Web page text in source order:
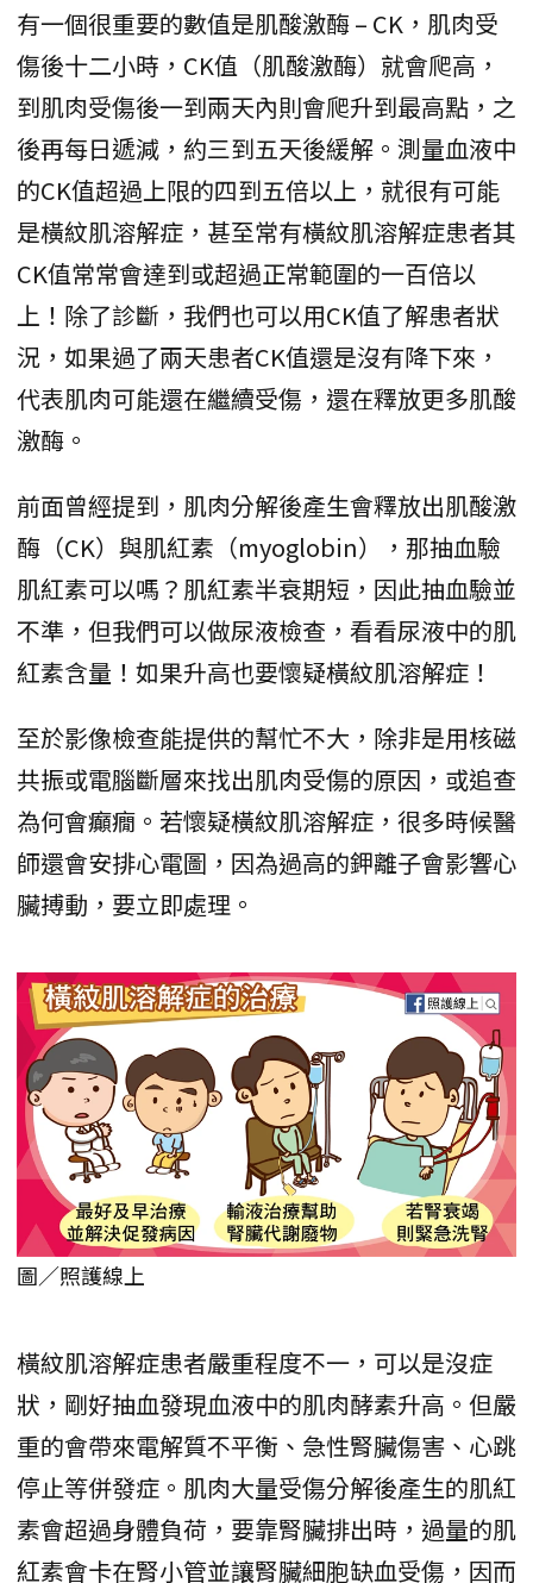
有一個很重要的數值是肌酸激酶 – CK，肌肉受
傷後十二小時，CK值（肌酸激酶）就會爬高，
到肌肉受傷後一到兩天內則會爬升到最高點，之
後再每日遞減，約三到五天後緩解。測量血液中
的CK值超過上限的四到五倍以上，就很有可能
是橫紋肌溶解症，甚至常有橫紋肌溶解症患者其
CK值常常會達到或超過正常範圍的一百倍以
上！除了診斷，我們也可以用CK值了解患者狀
況，如果過了兩天患者CK值還是沒有降下來，
代表肌肉可能還在繼續受傷，還在釋放更多肌酸
激酶。
前面曾經提到，肌肉分解後產生會釋放出肌酸激
酶（CK）與肌紅素（myoglobin），那抽血驗
肌紅素可以嗎？肌紅素半衰期短，因此抽血驗並
不準，但我們可以做尿液檢查，看看尿液中的肌
紅素含量！如果升高也要懷疑橫紋肌溶解症！
至於影像檢查能提供的幫忙不大，除非是用核磁
共振或電腦斷層來找出肌肉受傷的原因，或追查
為何會癲癇。若懷疑橫紋肌溶解症，很多時候醫
師還會安排心電圖，因為過高的鉀離子會影響心
臟搏動，要立即處理。
圖／照護線上
橫紋肌溶解症患者嚴重程度不一，可以是沒症
狀，剛好抽血發現血液中的肌肉酵素升高。但嚴
重的會帶來電解質不平衡、急性腎臟傷害、心跳
停止等併發症。肌肉大量受傷分解後產生的肌紅
素會超過身體負荷，要靠腎臟排出時，過量的肌
紅素會卡在腎小管並讓腎臟細胞缺血受傷，因而